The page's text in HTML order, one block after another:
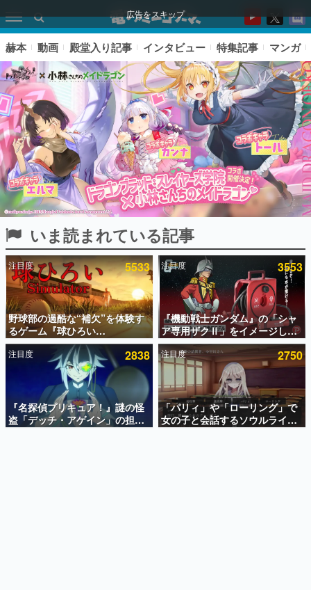
広告をスキップ
ピックアップ
電ファミのいま読まれている記事ランキング
アプリセール情報
インタビュー
連載・特集一覧
殿堂入り記事
SNS拡散数が数千以上！ ページビュー数万以上！ などな
ど。多くの人々に読まれた、電ファミ渾身の“殿堂入り”記
事をまとめました。
赫本 動画 殿堂入り記事 インタビュー 特集記事 マンガ
いま読まれている記事
注目度 5533
野球部の過酷な“補欠”を体験す
るゲーム『球ひろい
Simulator』が「1件」のウィッ
シュリストをもとにチェコ語に
対応しSNSで話題に。『キング
ダム・カム』開発元やチェコの
プロ野球選手から称賛の声
注目度 3553
『機動戦士ガンダム』の「シャ
ア専用ザクⅡ」をイメージした
散水ホースリールが予約開始。
本体にはシャアのパーソナルマ
ークやジオン公国軍のエンブレ
ム、型式番号などを配置
注目度 2838
『名探偵プリキュア！』謎の怪
盗「デッチ・アゲイン」の担当
キャストは天﨑滉平さんと判
注目度 2750
「パリィ」や「ローリング」で
女の子と会話するソウルライク
恋愛ゲーム『小早川さんはソウ